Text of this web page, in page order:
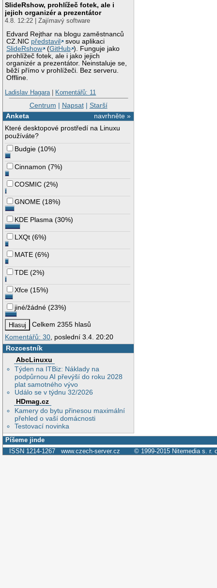
SlideRshow, prohlížeč fotek, ale i
jejich organizér a prezentátor
4.8. 12:22 | Zajímavý software
Edvard Rejthar na blogu zaměstnanců
CZ.NIC představil
svou aplikaci
SlideRshow
(GitHub ). Funguje jako
prohlížeč fotek, ale i jako jejich
organizér a prezentátor. Neinstaluje se,
běží přímo v prohlížeči. Bez serveru.
Offline.
Ladislav Hagara| Komentářů: 11
Centrum | Napsat| Starší
navrhněte »
Anketa
Které desktopové prostředí na Linuxu
používáte?
Budgie (10%)
Cinnamon (7%)
COSMIC (2%)
GNOME (18%)
KDE Plasma (30%)
LXQt (6%)
MATE (6%)
TDE (2%)
Xfce (15%)
jiné/žádné (23%)
Celkem 2355 hlasů
Komentářů: 30 , poslední 3.4. 20:20
Rozcestník
AbcLinuxu
Týden na ITBiz: Náklady na
podpůrnou AI převýší do roku 2028
plat samotného vývo
Událo se v týdnu 32/2026
HDmag.cz
Kamery do bytu přinesou maximální
přehled o vaší domácnosti
Testovací novinka
Píšeme jinde
ISSN 1214-1267 www.czech-server.cz © 1999-2015 Nitemedia s. r.